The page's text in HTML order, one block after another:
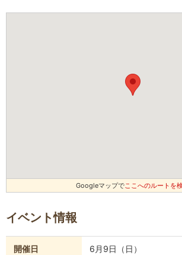
Googleマップでここへのルートを
イベント情報
開催日 6月9日（日）